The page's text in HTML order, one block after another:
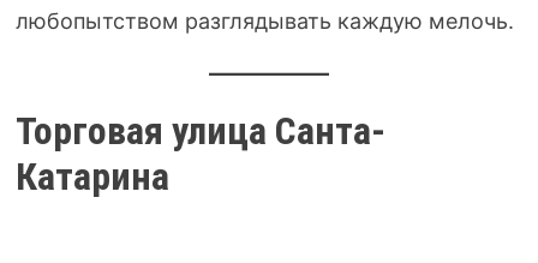
любопытством разглядывать каждую мелочь.
Торговая улица Санта-
Катарина